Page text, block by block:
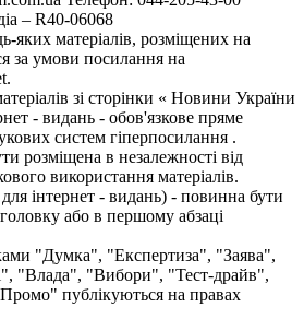
– R40-06068
яких матеріалів, розміщених на
за умови посилання на
зі сторінки « Новини України
- видань - обов'язкове пряме
систем гіперпосилання .
розміщена в незалежності від
використання матеріалів.
інтернет - видань) - повинна бути
або в першому абзаці
"Думка", "Експертиза", "Заява",
"Влада", "Вибори", "Тест-драйв",
публікуються на правах